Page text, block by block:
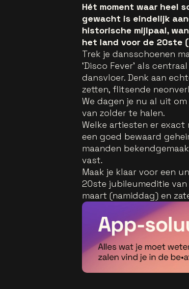
Hét moment waar heel
gewacht is eindelijk
historische mijlpaal,
het land voor de 20ste
Trek je dansschoenen
‘Disco Fever’ als
dansvloer. Denk aan
zetten, flitsende
We dagen je nu al uit
van zolder te halen.
Welke artiesten er
een goed bewaard
maanden
vast.
Maak je klaar voor een
20ste jubileumeditie van
maart (namiddag) en